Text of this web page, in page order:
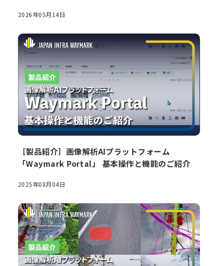
2026年05月14日
［製品紹介］画像解析AIプラットフォーム
「Waymark Portal」 基本操作と機能のご紹介
2025年08月04日